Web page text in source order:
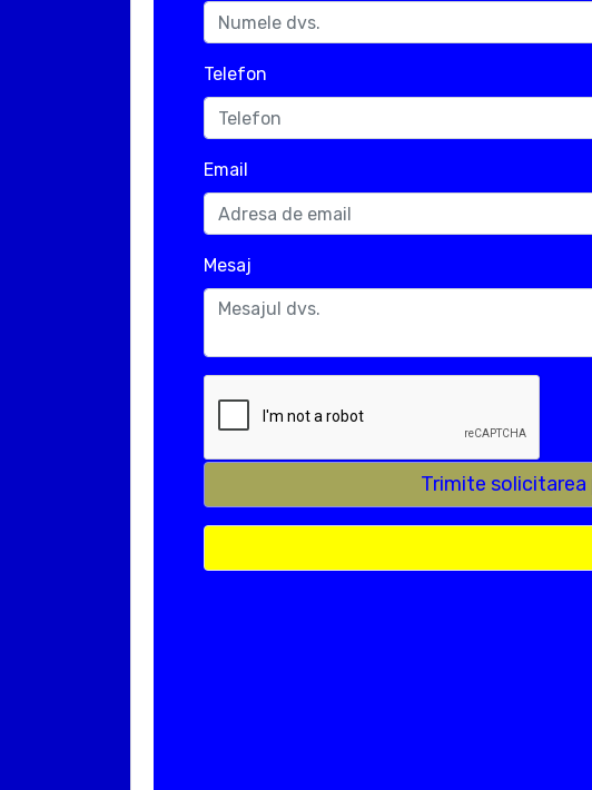
Telefon
Email
Mesaj
Trimite solicitarea